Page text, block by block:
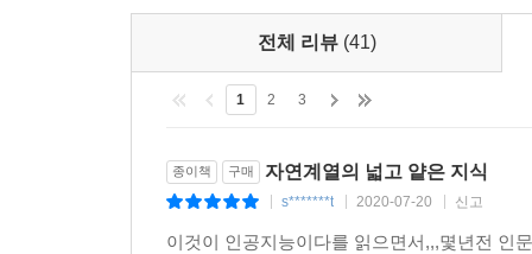
했을 때 그 성능이 개선되었는지 판단해야한다.
는 것보다는 추천의 결과로 원하는 상황이 되었
는지로 평가할 수 있고, 웹페이지에 고객이 관심
할 수 있다. 예측의 경우에는 다시 분류와 분석으
빅데이터가 활용되는 단계는 빅데이터를 보기
해서 곧바로 결과를 도출하는 3단계로 나눌 수 있
전체 리뷰 (41)
1 2 3
종이책 구매 자연계열의 넓고 얕은 지식
s*******t 2020-07-20 신고
이것이 인공지능이다를 읽으면서,,,몇년전 인